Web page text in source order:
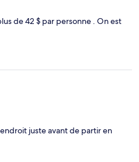
de 42 $ par personne . On est
juste avant de partir en